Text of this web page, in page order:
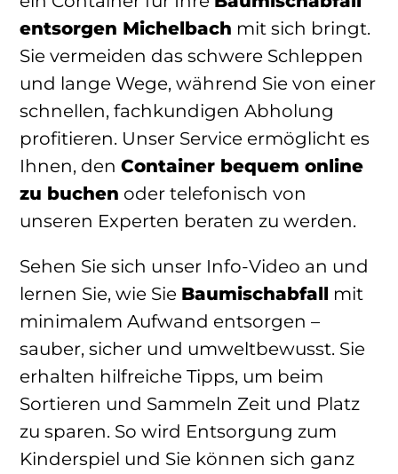
entsorgen Michelbach mit sich bringt.
Sie vermeiden das schwere Schleppen
und lange Wege, während Sie von einer
schnellen, fachkundigen Abholung
profitieren. Unser Service ermöglicht es
Ihnen, den Container bequem online
zu buchen oder telefonisch von
unseren Experten beraten zu werden.
Sehen Sie sich unser Info-Video an und
lernen Sie, wie Sie Baumischabfall mit
minimalem Aufwand entsorgen –
sauber, sicher und umweltbewusst. Sie
erhalten hilfreiche Tipps, um beim
Sortieren und Sammeln Zeit und Platz
zu sparen. So wird Entsorgung zum
Kinderspiel und Sie können sich ganz